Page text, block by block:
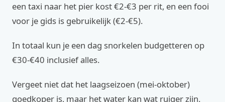
een taxi naar het pier kost €2-€3 per rit, en een fooi
voor je gids is gebruikelijk (€2-€5).
In totaal kun je een dag snorkelen budgetteren op
€30-€40 inclusief alles.
Vergeet niet dat het laagseizoen (mei-oktober)
goedkoper is, maar het water kan wat ruiger zijn.